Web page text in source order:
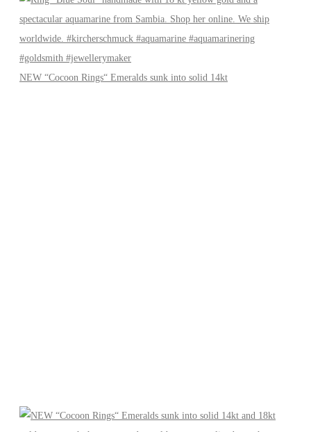
NEW “Cocoon Rings“ Emeralds sunk into solid 14kt